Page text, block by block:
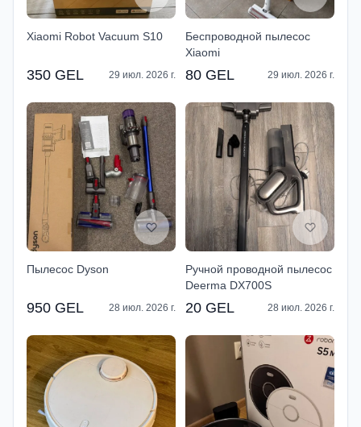
Xiaomi Robot Vacuum S10
350 GEL 29 июл. 2026 г.
Беспроводной пылесос
Xiaomi
80 GEL 29 июл. 2026 г.
Пылесос Dyson
950 GEL 28 июл. 2026 г.
Ручной проводной пылесос
Deerma DX700S
20 GEL 28 июл. 2026 г.